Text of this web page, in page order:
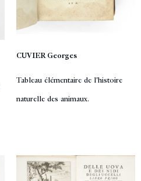
CUVIER Georges
Tableau élémentaire de l'histoire
naturelle des animaux.